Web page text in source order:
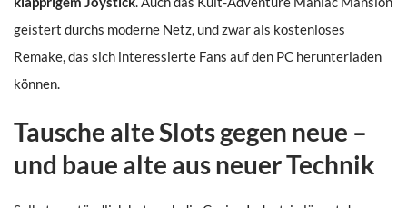
geistert durchs moderne Netz, und zwar als kostenloses
Remake, das sich interessierte Fans auf den PC herunterladen
können.
Tausche alte Slots gegen neue –
und baue alte aus neuer Technik